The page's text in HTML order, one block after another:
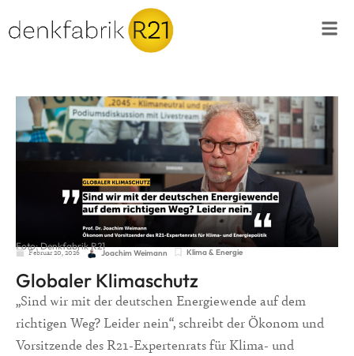
Foto: Denkfabrik R21
Februar 20, 2026 Joachim Weimann Klima & Energie
Globaler Klimaschutz
„Sind wir mit der deutschen Energiewende auf dem
richtigen Weg? Leider nein“, schreibt der Ökonom und
Vorsitzende des R21-Expertenrats für Klima- und